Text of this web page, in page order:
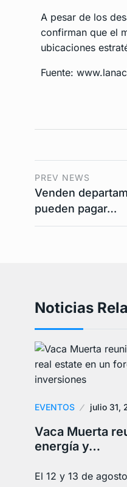
A pesar de los
confirman que el
ubicaciones
Fuente:
PREV NEWS
Venden
pueden pagar…
Noticias
EVENTOS julio 31,
Vaca Muerta
energía y…
El 12 y 13 de